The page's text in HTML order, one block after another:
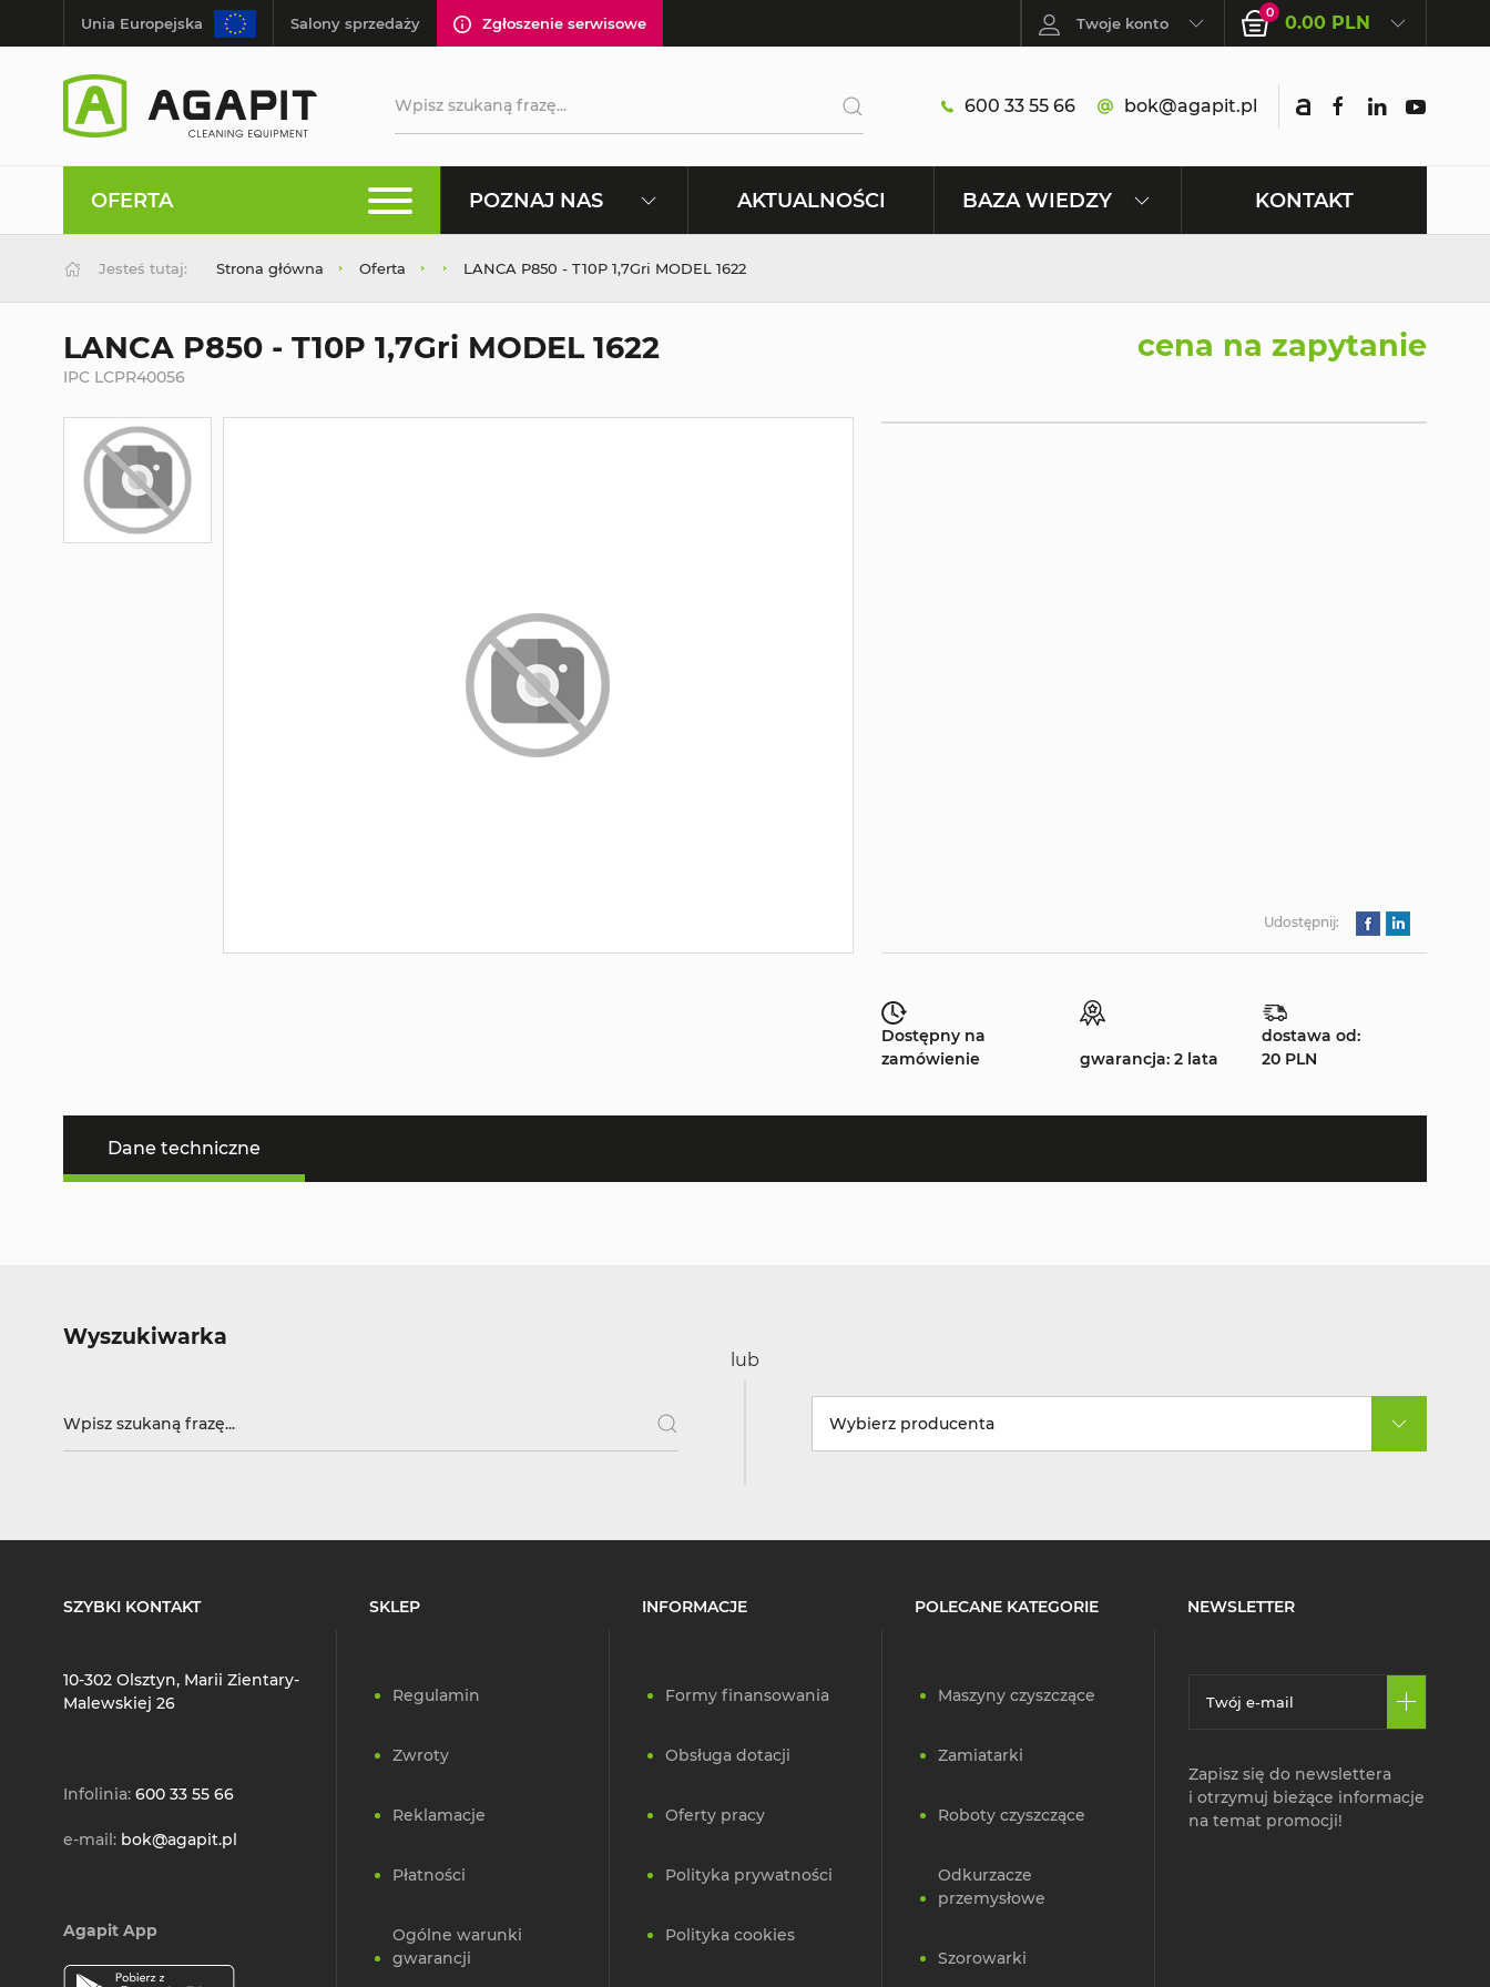
Unia Europejska Salony sprzedaży Zgłoszenie serwisowe Twoje konto
0 0.00 PLN
600 33 55 66 bok@agapit.pl
OFERTA POZNAJ NAS AKTUALNOŚCI BAZA WIEDZY KONTAKT
Jesteś tutaj: Strona główna Oferta LANCA P850 - T10P 1,7Gri MODEL 1622
LANCA P850 - T10P 1,7Gri MODEL 1622
IPC LCPR40056
cena na zapytanie
Udostępnij:
Dostępny na
zamówienie
gwarancja: 2 lata
dostawa od:
20 PLN
Dane techniczne
Wyszukiwarka
lub
Wybierz producenta
SZYBKI KONTAKT
10-302 Olsztyn, Marii Zientary-
Malewskiej 26
Infolinia: 600 33 55 66
e-mail: bok@agapit.pl
Agapit App
SKLEP
Regulamin
Zwroty
Reklamacje
Płatności
Ogólne warunki
gwarancji
INFORMACJE
Formy finansowania
Obsługa dotacji
Oferty pracy
Polityka prywatności
Polityka cookies
POLECANE KATEGORIE
Maszyny czyszczące
Zamiatarki
Roboty czyszczące
Odkurzacze
przemysłowe
Szorowarki
NEWSLETTER
Zapisz się do newslettera
i otrzymuj bieżące informacje
na temat promocji!